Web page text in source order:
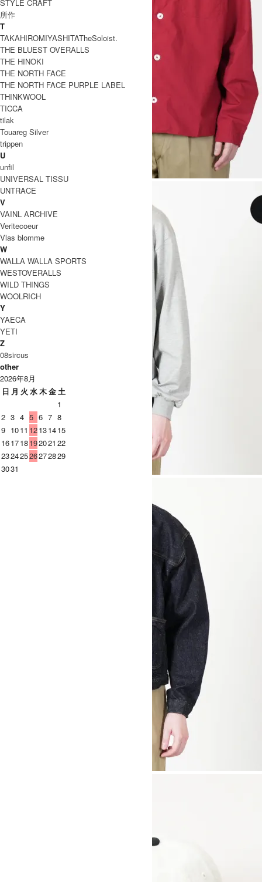
STYLE CRAFT
所作
T
TAKAHIROMIYASHITATheSoloist.
THE BLUEST OVERALLS
THE HINOKI
THE NORTH FACE
THE NORTH FACE PURPLE LABEL
THINKWOOL
TICCA
tilak
Touareg Silver
trippen
U
unfil
UNIVERSAL TISSU
UNTRACE
V
VAINL ARCHIVE
Veritecoeur
Vlas blomme
W
WALLA WALLA SPORTS
WESTOVERALLS
WILD THINGS
WOOLRICH
Y
YAECA
YETI
Z
08sircus
other
2026年8月
日 月 火 水木金土
1
2 3 4 5 6 7 8
9 1011 12131415
161718192021 22
23242526272829
3031